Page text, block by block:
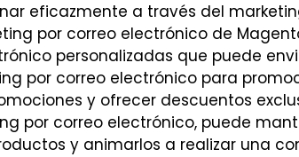
eficazmente a través del
por correo electrónico de
personalizadas que puede
por correo electrónico para
y ofrecer descuentos
por correo electrónico, puede
y animarlos a realizar una